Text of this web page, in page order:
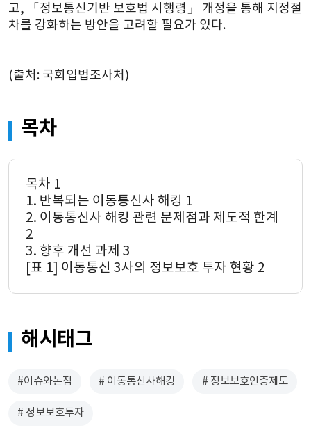
고, 「정보통신기반 보호법 시행령」 개정을 통해 지정절
차를 강화하는 방안을 고려할 필요가 있다.
(출처: 국회입법조사처)
목차
목차 1
1. 반복되는 이동통신사 해킹 1
2. 이동통신사 해킹 관련 문제점과 제도적 한계
2
3. 향후 개선 과제 3
[표 1] 이동통신 3사의 정보보호 투자 현황 2
해시태그
#이슈와논점 # 이동통신사해킹 # 정보보호인증제도
# 정보보호투자